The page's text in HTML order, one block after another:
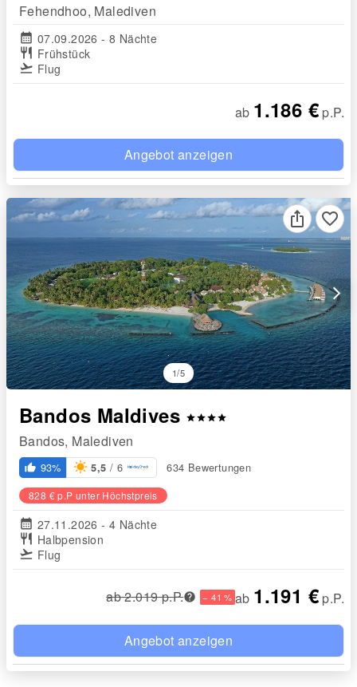
Fehendhoo, Malediven
calendar_month 07.09.2026 - 8 Nächte
restaurant Frühstück
flight_takeoff Flug
ab 1.186 € p.P.
Angebot anzeigen
arrow_forward_ios
1/5
favorite_border
Bandos Maldives starstarstarstar
Bandos, Malediven
thumb_up_alt 93% 5,5 / 6 634 Bewertungen
828 € p.P unter Höchstpreis
calendar_month 27.11.2026 - 4 Nächte
restaurant Halbpension
flight_takeoff Flug
ab 2.019 p.P. − 41 % ab 1.191 € p.P.
Angebot anzeigen